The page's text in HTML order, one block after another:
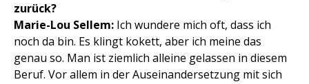
zurück?
Marie-Lou Sellem: Ich wundere mich oft, dass ich
noch da bin. Es klingt kokett, aber ich meine das
genau so. Man ist ziemlich alleine gelassen in diesem
Beruf. Vor allem in der Auseinandersetzung mit sich